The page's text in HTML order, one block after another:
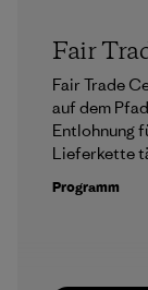
Fair
Fair Trade
auf dem
Entlohnung
Lieferkette
Programm